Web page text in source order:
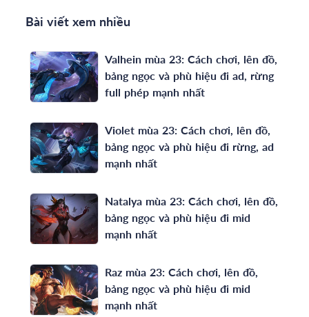
Bài viết xem nhiều
Valhein mùa 23: Cách chơi, lên đồ,
bảng ngọc và phù hiệu đi ad, rừng
full phép mạnh nhất
Violet mùa 23: Cách chơi, lên đồ,
bảng ngọc và phù hiệu đi rừng, ad
mạnh nhất
Natalya mùa 23: Cách chơi, lên đồ,
bảng ngọc và phù hiệu đi mid
mạnh nhất
Raz mùa 23: Cách chơi, lên đồ,
bảng ngọc và phù hiệu đi mid
mạnh nhất